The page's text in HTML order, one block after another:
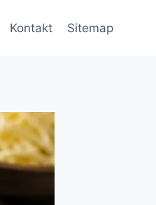
Kontakt Sitemap